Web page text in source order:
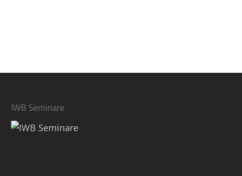
IWB Seminare